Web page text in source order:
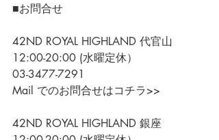
■お問合せ
42ND ROYAL HIGHLAND 代官山
12:00-20:00 (水曜定休）
03-3477-7291
Mail でのお問合せはコチラ>>
42ND ROYAL HIGHLAND 銀座